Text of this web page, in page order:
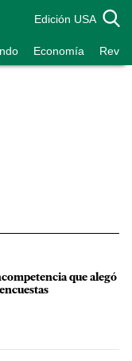
Edición USA
Economía
que alegó